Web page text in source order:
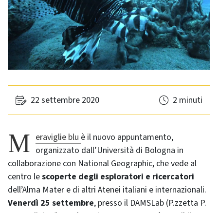
22 settembre 2020 2 minuti
Meraviglie blu è il nuovo appuntamento,
organizzato dall’Università di Bologna in
collaborazione con National Geographic, che vede al
centro lescoperte degli esploratori e ricercatori
dell’Alma Mater e di altri Atenei italiani e internazionali.
Venerdì 25 settembre, presso il DAMSLab (P.zzetta P.